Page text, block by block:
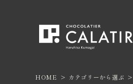
ACCOUNT MENU
HOME カテゴリーから選ぶ